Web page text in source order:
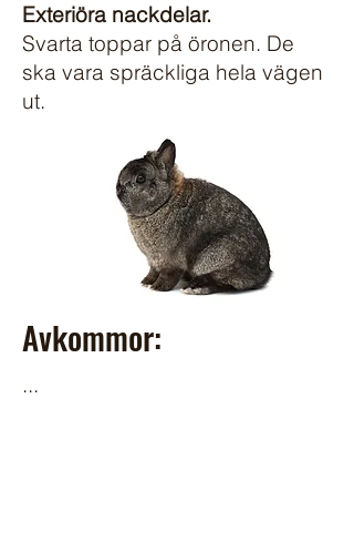
Exteriöra nackdelar.
​Svarta toppar på öronen. De
ska vara spräckliga hela vägen
ut.
Avkommor:
...